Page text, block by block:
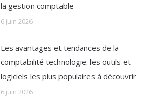
la gestion comptable
6 juin 2026
Les avantages et tendances de la
comptabilité technologie: les outils et
logiciels les plus populaires à découvrir
6 juin 2026